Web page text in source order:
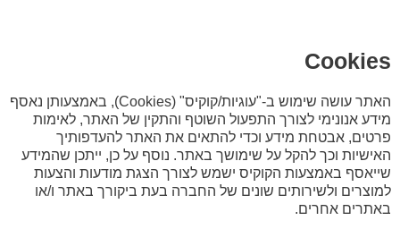
Cookies
האתר עושה שימוש ב-"עוגיות/קוקיס" (Cookies), באמצעותן נאסף
מידע אנונימי לצורך התפעול השוטף והתקין של האתר, לאימות
פרטים, אבטחת מידע וכדי להתאים את האתר להעדפותיך
האישיות וכך להקל על שימושך באתר. נוסף על כן, ייתכן שהמידע
שייאסף באמצעות הקוקיס ישמש לצורך הצגת מודעות והצעות
למוצרים ולשירותים שונים של החברה בעת ביקורך באתר ו/או
באתרים אחרים.